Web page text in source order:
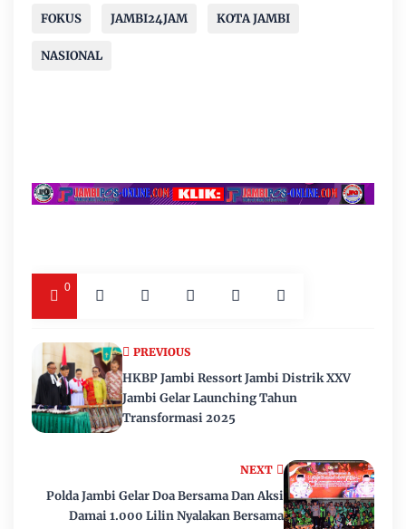
FOKUS JAMBI24JAM KOTA JAMBI
NASIONAL
0
NEXT
Polda Jambi Gelar Doa Bersama Dan Aksi
Damai 1.000 Lilin Nyalakan Bersama
PREVIOUS
HKBP Jambi Ressort Jambi Distrik XXV
Jambi Gelar Launching Tahun
Transformasi 2025